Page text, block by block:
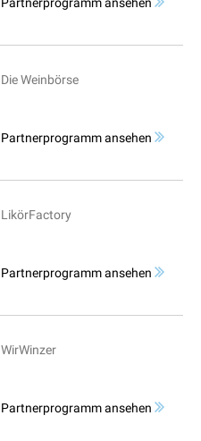
Partnerprogramm ansehen
Die Weinbörse
Partnerprogramm ansehen
LikörFactory
Partnerprogramm ansehen
WirWinzer
Partnerprogramm ansehen